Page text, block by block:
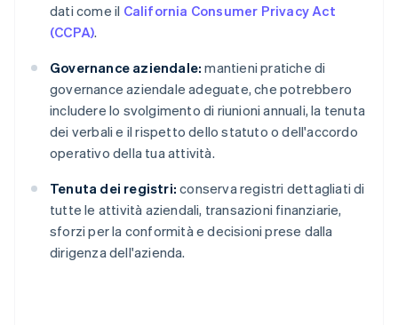
dati come il California Consumer Privacy Act
(CCPA).
Governance aziendale: mantieni pratiche di
governance aziendale adeguate, che potrebbero
includere lo svolgimento di riunioni annuali, la tenuta
dei verbali e il rispetto dello statuto o dell'accordo
operativo della tua attività.
Tenuta dei registri: conserva registri dettagliati di
tutte le attività aziendali, transazioni finanziarie,
sforzi per la conformità e decisioni prese dalla
dirigenza dell'azienda.